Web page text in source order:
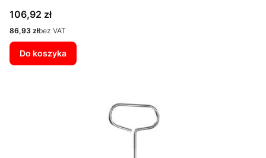
Cena
106,92 zł
Cena
86,93 złbez VAT
Do koszyka